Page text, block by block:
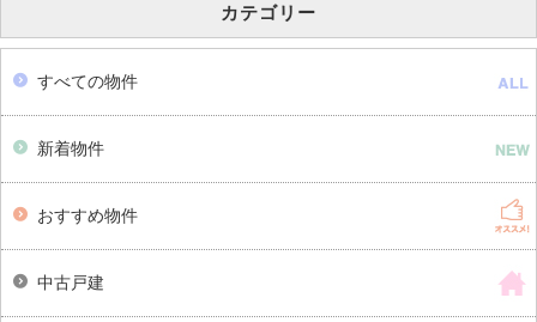
カテゴリー
すべての物件
新着物件
おすすめ物件
中古戸建